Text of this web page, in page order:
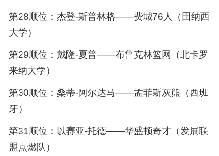
第28顺位：杰登-斯普林格——费城76人（田纳西
大学）
第29顺位：戴隆-夏普——布鲁克林篮网（北卡罗
来纳大学）
第30顺位：桑蒂-阿尔达马——孟菲斯灰熊（西班
牙）
第31顺位：以赛亚-托德——华盛顿奇才（发展联
盟点燃队）